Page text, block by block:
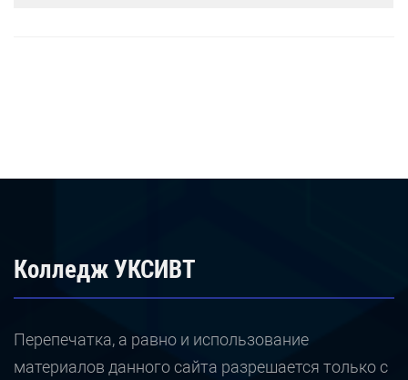
Колледж УКСИВТ
Перепечатка, а равно и использование
материалов данного сайта разрешается только с